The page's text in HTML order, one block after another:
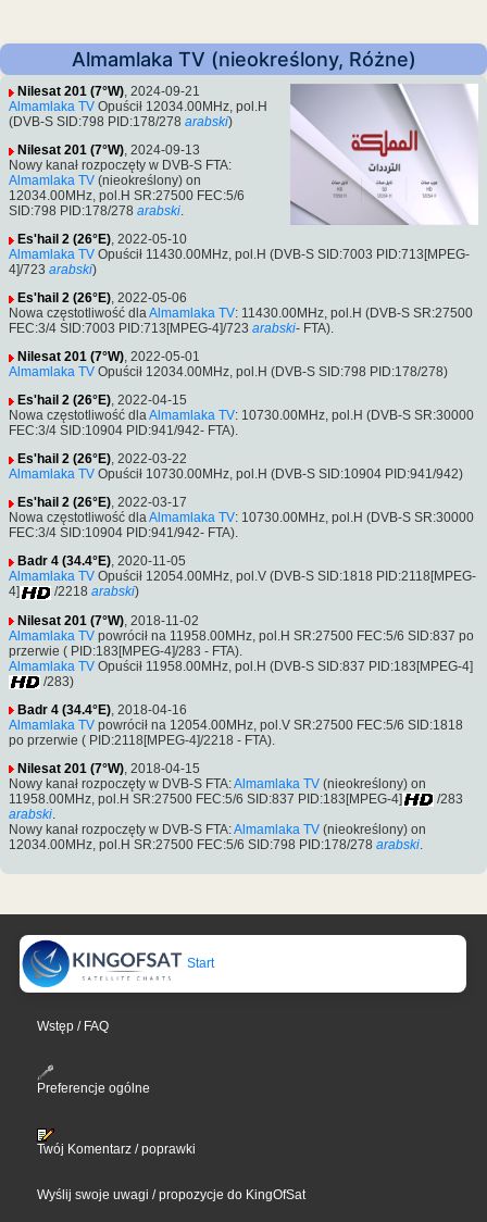
Almamlaka TV (nieokreślony, Różne)
Nilesat 201 (7°W), 2024-09-21
Almamlaka TV Opuścił 12034.00MHz, pol.H
(DVB-S SID:798 PID:178/278 arabski)
Nilesat 201 (7°W), 2024-09-13
Nowy kanał rozpoczęty w DVB-S FTA:
Almamlaka TV (nieokreślony) on
12034.00MHz, pol.H SR:27500 FEC:5/6
SID:798 PID:178/278 arabski.
Es'hail 2 (26°E), 2022-05-10
Almamlaka TV Opuścił 11430.00MHz, pol.H (DVB-S SID:7003 PID:713[MPEG-
4]/723 arabski)
Es'hail 2 (26°E), 2022-05-06
Nowa częstotliwość dlaAlmamlaka TV: 11430.00MHz, pol.H (DVB-S SR:27500
FEC:3/4 SID:7003 PID:713[MPEG-4]/723 arabski- FTA).
Nilesat 201 (7°W), 2022-05-01
Almamlaka TV Opuścił 12034.00MHz, pol.H (DVB-S SID:798 PID:178/278)
Es'hail 2 (26°E), 2022-04-15
Nowa częstotliwość dlaAlmamlaka TV: 10730.00MHz, pol.H (DVB-S SR:30000
FEC:3/4 SID:10904 PID:941/942- FTA).
Es'hail 2 (26°E), 2022-03-22
Almamlaka TV Opuścił 10730.00MHz, pol.H (DVB-S SID:10904 PID:941/942)
Es'hail 2 (26°E), 2022-03-17
Nowa częstotliwość dlaAlmamlaka TV: 10730.00MHz, pol.H (DVB-S SR:30000
FEC:3/4 SID:10904 PID:941/942- FTA).
Badr 4 (34.4°E), 2020-11-05
Almamlaka TV Opuścił 12054.00MHz, pol.V (DVB-S SID:1818 PID:2118[MPEG-
4]
/2218 arabski)
Nilesat 201 (7°W) , 2018-11-02
Almamlaka TV powrócił na 11958.00MHz, pol.H SR:27500 FEC:5/6 SID:837 po
przerwie ( PID:183[MPEG-4]/283 - FTA).
Almamlaka TV Opuścił 11958.00MHz, pol.H (DVB-S SID:837 PID:183[MPEG-4]
/283)
Badr 4 (34.4°E), 2018-04-16
Almamlaka TV powrócił na 12054.00MHz, pol.V SR:27500 FEC:5/6 SID:1818
po przerwie ( PID:2118[MPEG-4]/2218 - FTA).
Nilesat 201 (7°W), 2018-04-15
Nowy kanał rozpoczęty w DVB-S FTA:Almamlaka TV (nieokreślony) on
11958.00MHz, pol.H SR:27500 FEC:5/6 SID:837 PID:183[MPEG-4]
/283
arabski.
Nowy kanał rozpoczęty w DVB-S FTA:Almamlaka TV (nieokreślony) on
12034.00MHz, pol.H SR:27500 FEC:5/6 SID:798 PID:178/278 arabski.
Start
Wstęp / FAQ
Preferencje ogólne
Twój Komentarz / poprawki
Wyślij swoje uwagi / propozycje do KingOfSat